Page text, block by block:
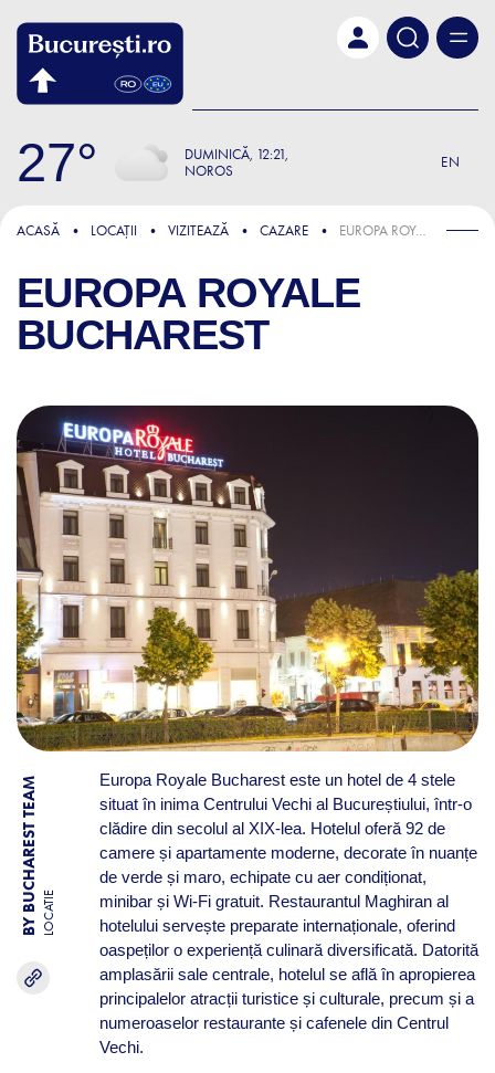
27 DUMINICĂ 12:21
NOROS
EN
ACASĂ LOCAȚII VIZITEAZĂ CAZARE EUROPA ROYALE BUCHAREST
EUROPA ROYALE
BUCHAREST
BY BUCHAREST TEAM LOCATIE
Europa Royale Bucharest este un hotel de 4 stele
situat în inima Centrului Vechi al Bucureștiului, într-o
clădire din secolul al XIX-lea. Hotelul oferă 92 de
camere și apartamente moderne, decorate în nuanțe
de verde și maro, echipate cu aer condiționat,
minibar și Wi-Fi gratuit. Restaurantul Maghiran al
hotelului servește preparate internaționale, oferind
oaspeților o experiență culinară diversificată. Datorită
amplasării sale centrale, hotelul se află în apropierea
principalelor atracții turistice și culturale, precum și a
numeroaselor restaurante și cafenele din Centrul
Vechi.